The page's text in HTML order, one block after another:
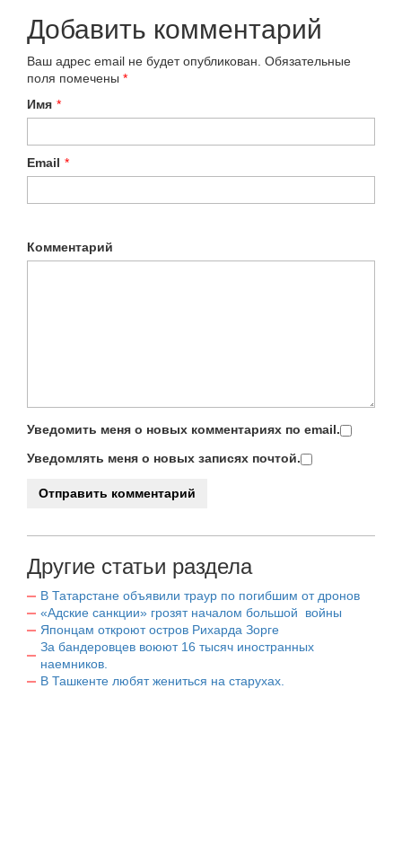
Добавить комментарий
Ваш адрес email не будет опубликован. Обязательные
поля помечены *
Имя *
Email *
Комментарий
Уведомить меня о новых комментариях по email.
Уведомлять меня о новых записях почтой.
Другие статьи раздела
В Татарстане объявили траур по погибшим от дронов
«Адские санкции» грозят началом большой войны
Японцам откроют остров Рихарда Зорге
За бандеровцев воюют 16 тысяч иностранных
наемников.
В Ташкенте любят жениться на старухах.